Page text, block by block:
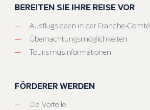
BEREITEN SIE IHRE REISE VOR
Ausflugsideen in der Franche-Comté
Übernachtungsmöglichkeiten
Tourismusinformationen
FÖRDERER WERDEN
Die Vorteile